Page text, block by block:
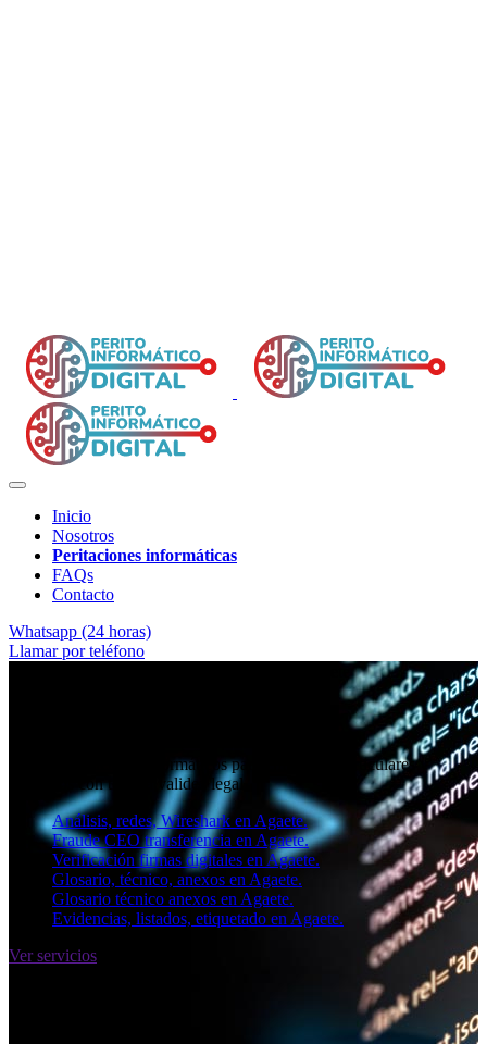
Inicio
Nosotros
Peritaciones informáticas
FAQs
Contacto
Whatsapp (24 horas)
Llamar por teléfono
Informes periciales informáticos para empresas, particulares y
abogados con toda la validez legal.
Análisis, redes, Wireshark en Agaete.
Fraude CEO transferencia en Agaete.
Verificación firmas digitales en Agaete.
Glosario, técnico, anexos en Agaete.
Glosario técnico anexos en Agaete.
Evidencias, listados, etiquetado en Agaete.
Ver servicios